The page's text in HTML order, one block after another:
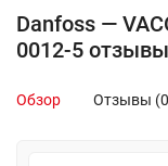
Danfoss —
0012-5 отзывы
Обзор Отзывы